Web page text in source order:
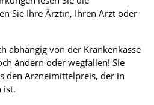
Sie Ihre Ärztin, Ihren Arzt oder
abhängig von der Krankenkasse
ändern oder wegfallen! Sie
den Arzneimittelpreis, der in
ist.